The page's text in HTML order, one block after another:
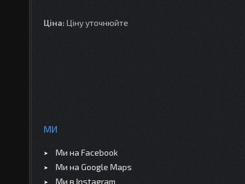
Ціна: Ціну уточнюйте
МИ
Ми на Facebook
Ми на Google Maps
Ми в Instagram